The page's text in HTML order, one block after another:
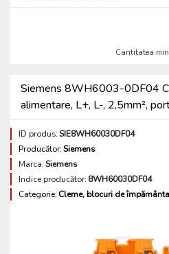
Cantitatea
Siemens 8WH6003-0DF04
alimentare, L+, L-, 2,5mm²,
ID produs:SIE8WH60030DF04
Producător:Siemens
Marca:Siemens
Indice producător: 8WH60030DF04
Categorie: Cleme, blocuri de